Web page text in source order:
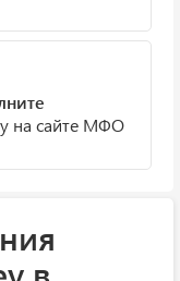
на сайте МФО